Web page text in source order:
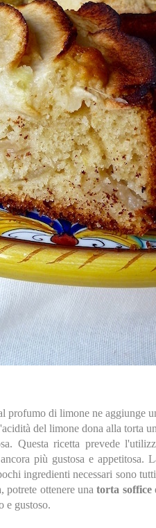
profumo di limone ne aggiunge
del limone dona alla torta
Questa ricetta prevede
più gustosa e appetitosa.
ingredienti necessari sono
potrete ottenere unatorta soffice
e gustoso.